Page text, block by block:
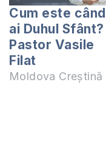
Cum este când
ai Duhul Sfânt? |
Pastor Vasile
Filat
Moldova Creștină